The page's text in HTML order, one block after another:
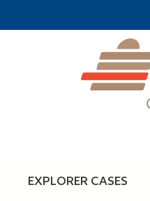
EXPLORER CASES